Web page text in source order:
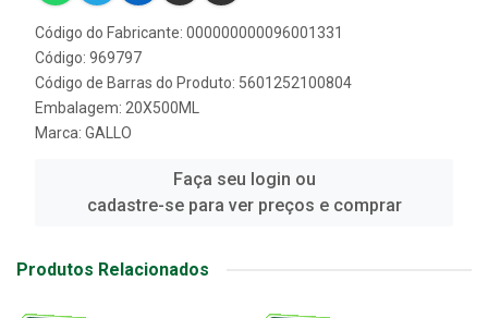
Código do Fabricante: 000000000096001331
Código: 969797
Código de Barras do Produto: 5601252100804
Embalagem: 20X500ML
Marca: GALLO
Faça seu login ou
cadastre-se para ver preços e comprar
Produtos Relacionados